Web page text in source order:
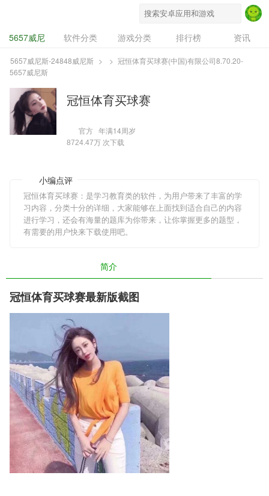
5657威尼斯-24848威尼斯
5657威尼
斯-24848威尼
软件分类 游戏分类 排行榜
资讯
专题
设计奖 豌豆推
5657威尼斯-24848威尼斯 > > 冠恒体育买球赛(中国)有限公司8.70.20-
5657威尼斯
冠恒体育买球赛
官方 年满14周岁
8724.47万 次下载
小编点评
冠恒体育买球赛：是学习教育类的软件，为用户带来了丰富的学
习内容，分类十分的详细，大家能够在上面找到适合自己的内容
进行学习，还会有海量的题库为你带来，让你掌握更多的题型，
有需要的用户快来下载使用吧。
简介
冠恒体育买球赛最新版截图